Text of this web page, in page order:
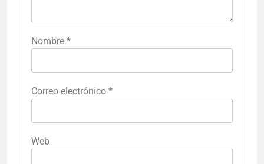
Nombre *
Correo electrónico *
Web